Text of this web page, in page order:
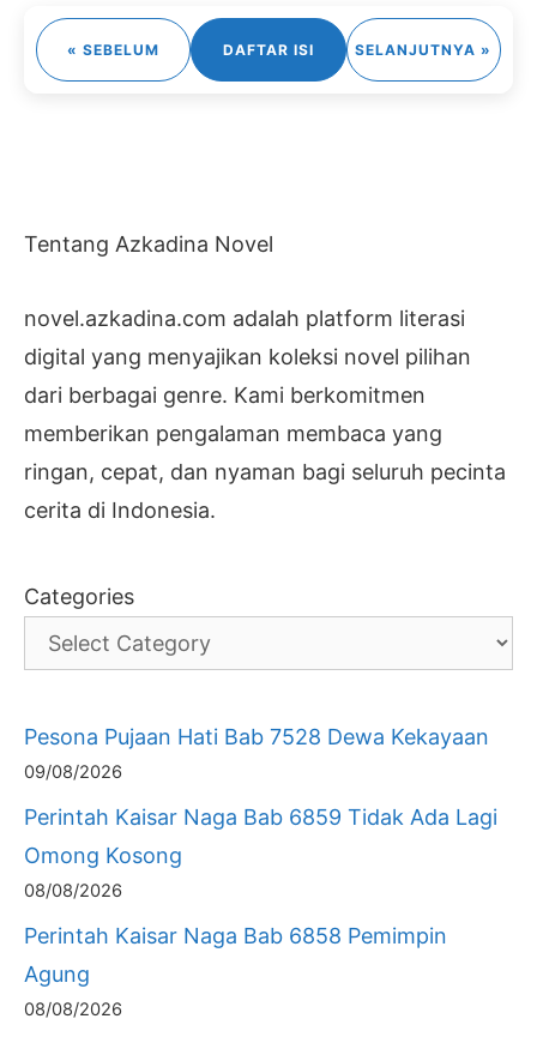
« SEBELUM DAFTAR ISI SELANJUTNYA »
Tentang Azkadina Novel
novel.azkadina.com adalah platform literasi
digital yang menyajikan koleksi novel pilihan
dari berbagai genre. Kami berkomitmen
memberikan pengalaman membaca yang
ringan, cepat, dan nyaman bagi seluruh pecinta
cerita di Indonesia.
Categories
Pesona Pujaan Hati Bab 7528 Dewa Kekayaan
09/08/2026
Perintah Kaisar Naga Bab 6859 Tidak Ada Lagi
Omong Kosong
08/08/2026
Perintah Kaisar Naga Bab 6858 Pemimpin
Agung
08/08/2026